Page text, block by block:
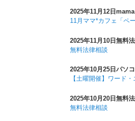
2025年11月12日
11月ママ*カフェ「ペ
2025年11月10日無料
無料法律相談
2025年10月25日 パソ
【土曜開催】ワード
2025年10月20日 無料
無料法律相談